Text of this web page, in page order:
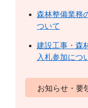
森林整備業務
ついて
建設工事・森
入札参加につ
お知らせ・要